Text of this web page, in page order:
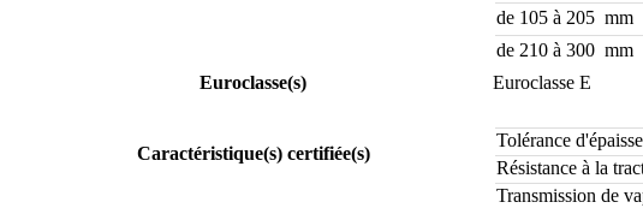
de 105 à 205 mm
de 210 à 300 mm
Euroclasse(s)
Euroclasse E
Caractéristique(s) certifiée(s)
Tolérance
Résistance à la
Transmission de